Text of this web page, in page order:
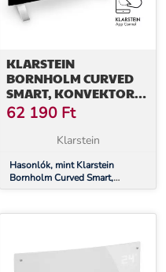
KLARSTEIN
BORNHOLM CURVED
SMART, KONVEKTOR,
2000 W, VEZÉRLÉS
APPLIKÁCIÓN
KERESZTÜL, FEKETE
62 190 Ft
Klarstein
Hasonlók, mint Klarstein
Bornholm Curved Smart,
konvektor, 2000 W, vezérlés